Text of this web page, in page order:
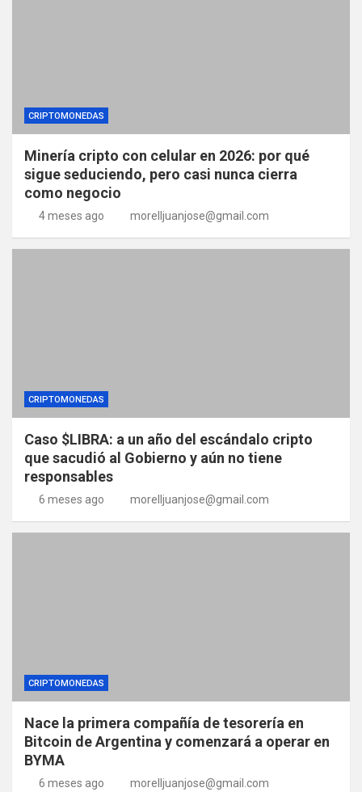
CRIPTOMONEDAS
Minería cripto con celular en 2026: por qué
sigue seduciendo, pero casi nunca cierra
como negocio
4 meses ago morelljuanjose@gmail.com
CRIPTOMONEDAS
Caso $LIBRA: a un año del escándalo cripto
que sacudió al Gobierno y aún no tiene
responsables
6 meses ago morelljuanjose@gmail.com
CRIPTOMONEDAS
Nace la primera compañía de tesorería en
Bitcoin de Argentina y comenzará a operar en
BYMA
6 meses ago morelljuanjose@gmail.com